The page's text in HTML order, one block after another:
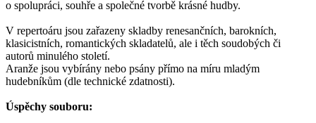
o spolupráci, souhře a společné tvorbě krásné hudby.
V repertoáru jsou zařazeny skladby renesančních, barokních,
klasicistních, romantických skladatelů, ale i těch soudobých či
autorů minulého století.
Aranže jsou vybírány nebo psány přímo na míru mladým
hudebníkům (dle technické zdatnosti).
Úspěchy souboru: